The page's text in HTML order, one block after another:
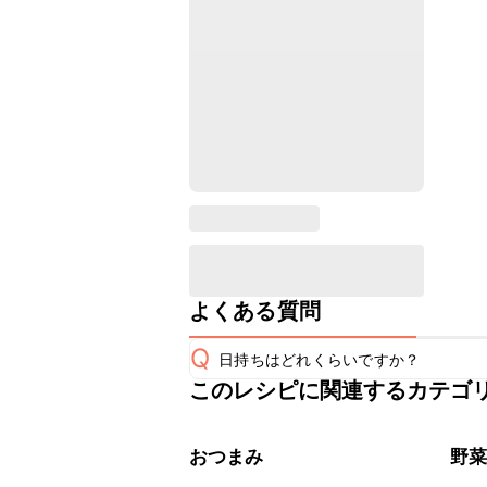
よくある質問
Q 日持ちはどれくらいですか？
保存期間は冷蔵で翌日中が目安です
※日持ちは目安です。
このレシピに関連するカテゴ
おつまみ 野菜